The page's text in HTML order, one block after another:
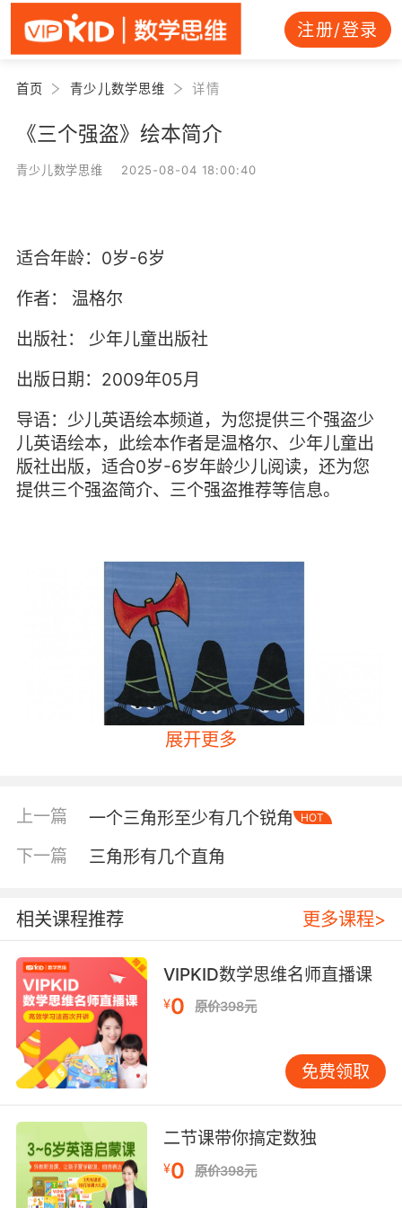
注册/登录
首页 青少儿数学思维 详情
《三个强盗》绘本简介
青少儿数学思维 2025-08-04 18:00:40
适合年龄：0岁-6岁
作者：
温格尔
出版社：
少年儿童出版社
出版日期：2009年05月
导语：少儿英语绘本频道，为您提供三个强盗少
儿英语绘本，此绘本作者是温格尔、少年儿童出
版社出版，适合0岁-6岁年龄少儿阅读，还为您
提供三个强盗简介、三个强盗推荐等信息。
内容简介
这是怎样的三个强盗呢？
他们很凶地抢别人的东西，但是却那么温
柔、善良地对待一个女孩。你看看他们抱着芬妮
时的神情，那样的小心翼翼和爱惜！他们还让很
多很多的孩子都戴上红帽子、穿土红斗篷，过上
所以，这是三个怎样的强盗？
他们总是在那里恶狠狠地抢，不辞辛劳地把
展开更多
上一篇 一个三角形至少有几个锐角 HOT
下一篇 三角形有几个直角
相关课程推荐 更多课程>
VIPKID数学思维名师直播课
¥0 原价398元
免费领取
二节课带你搞定数独
¥0 原价398元